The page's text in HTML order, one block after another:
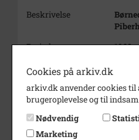
Beskrivelse
Periode
1968 -
Dateringsnote
Fotograf
Størrelse
Materiale
Cookies på arkiv.dk
arkiv.dk anvender cookies til
brugeroplevelse og til
Nødvendig
Marketing